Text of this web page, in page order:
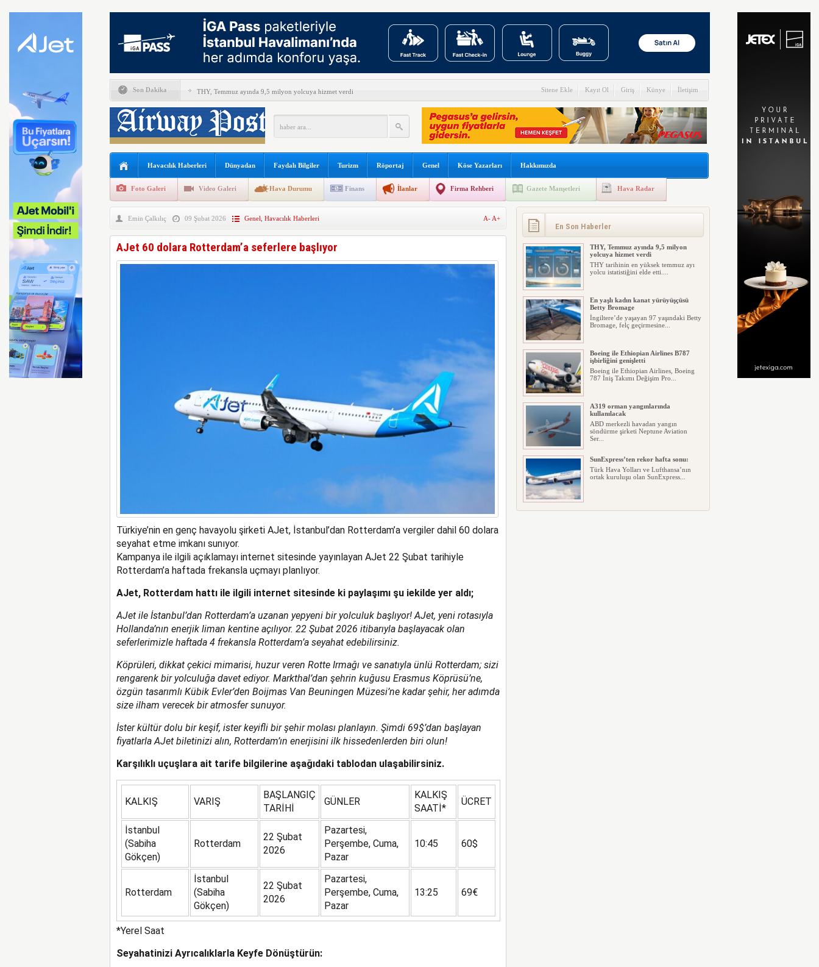
Son Dakika THY, Temmuz ayında 9,5 milyon yolcuya hizmet verdi
En yaşlı kadın kanat yürüyüşçüsü Betty Bromage
Boeing ile Ethiopian Airlines B787 işbirliğini genişletti
A319 orman yangınlarında kullanılacak
SunExpress’ten rekor hafta sonu:
Lufthansa bazı B777X uçaklarını teslim almayacağını açıkladı
İsveç’te drone hayat kurtardı
Sitene Ekle Kayıt Ol Giriş Künye İletişim
Havacılık Haberleri Dünyadan Faydalı Bilgiler Turizm Röportaj Genel Köse Yazarları Hakkımızda
Foto Galeri Video Galeri Hava Durumu Finans İlanlar Firma Rehberi Gazete Manşetleri Hava Radar
Emin Çalkılıç 09 Şubat 2026 Genel Havacılık Haberleri A- A+
AJet 60 dolara Rotterdam’a seferlere başlıyor
Türkiye’nin en genç havayolu şirketi AJet, İstanbul’dan Rotterdam’a vergiler dahil 60 dolara
seyahat etme imkanı sunıyor.
Kampanya ile ilgili açıklamayı internet sitesinde yayınlayan AJet 22 Şubat tarihiyle
Rotterdam’a haftada frekansla uçmayı planlıyor.
AJet, Rotterdam hattı ile ilgili internet sitesinde ki paylaşımı şu iekilde yer aldı;
AJet ile İstanbul’dan Rotterdam’a uzanan yepyeni bir yolculuk başlıyor! AJet, yeni rotasıyla
Hollanda’nın enerjik liman kentine açılıyor. 22 Şubat 2026 itibarıyla başlayacak olan
seferlerimizle haftada 4 frekansla Rotterdam’a seyahat edebilirsiniz.
Köprüleri, dikkat çekici mimarisi, huzur veren Rotte Irmağı ve sanatıyla ünlü Rotterdam; sizi
rengarenk bir yolculuğa davet ediyor. Markthal’dan şehrin kuğusu Erasmus Köprüsü’ne,
özgün tasarımlı Kübik Evler’den Boijmas Van Beuningen Müzesi’ne kadar şehir, her adımda
size ilham verecek bir atmosfer sunuyor.
İster kültür dolu bir keşif, ister keyifli bir şehir molası planlayın. Şimdi 69$’dan başlayan
fiyatlarla AJet biletinizi alın, Rotterdam’ın enerjisini ilk hissedenlerden biri olun!
Karşılıklı uçuşlara ait tarife bilgilerine aşağıdaki tablodan ulaşabilirsiniz.
KALKIŞ VARIŞ
BAŞLANGIÇ
TARİHİ
GÜNLER
KALKIŞ
SAATİ*
ÜCRET
İstanbul
(Sabiha
Gökçen)
Rotterdam
22 Şubat
2026
Pazartesi,
Perşembe, Cuma,
Pazar
10:45 60$
Rotterdam
İstanbul
(Sabiha
Gökçen)
22 Şubat
2026
Pazartesi,
Perşembe, Cuma,
Pazar
13:25 69€
*Yerel Saat
Seyahatinizi Ayrıcalıklarla Keyfe Dönüştürün:
En Son Haberler
THY, Temmuz ayında 9,5 milyon
yolcuya hizmet verdi
THY tarihinin en yüksek temmuz ayı
yolcu istatistiğini elde etti....
En yaşlı kadın kanat yürüyüşçüsü
Betty Bromage
İngiltere’de yaşayan 97 yaşındaki Betty
Bromage, felç geçirmesine...
Boeing ile Ethiopian Airlines B787
işbirliğini genişletti
Boeing ile Ethiopian Airlines, Boeing
787 İniş Takımı Değişim Pro...
A319 orman yangınlarında
kullanılacak
ABD merkezli havadan yangın
söndürme şirketi Neptune Aviation
Ser...
SunExpress’ten rekor hafta sonu:
Türk Hava Yolları ve Lufthansa’nın
ortak kuruluşu olan SunExpress...
THY Osaka’da kapasite artışına